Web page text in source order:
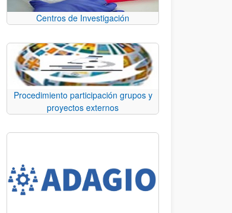
Centros de Investigación
Procedimiento participación grupos y
proyectos externos